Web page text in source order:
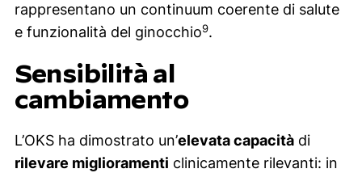
rappresentano un continuum coerente di salute
e funzionalità del ginocchio9.
Sensibilità al
cambiamento
L’OKS ha dimostrato un’elevata capacitàdi
rilevare miglioramenti clinicamente rilevanti: in